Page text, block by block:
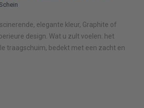
elegante kleur, Graphite of
design. Wat u zult voelen: het
traagschuim, bedekt met een zacht en